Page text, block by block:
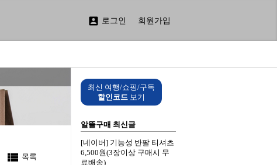
 로그인 회원가입
 목록
최신 여행/쇼핑/구독
할인코드보기
알뜰구매 최신글
[네이버] 기능성 반팔 티셔츠
6,500원(3장이상 구매시 무
료배송)